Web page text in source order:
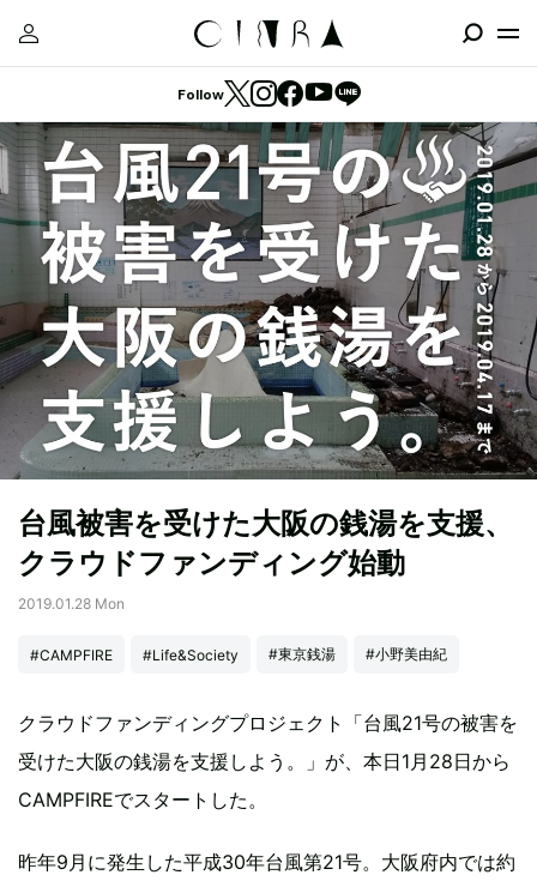
Follow
台風被害を受けた大阪の銭湯を支援、
クラウドファンディング始動
2019.01.28 Mon
#CAMPFIRE #Life&Society #東京銭湯 #小野美由紀
クラウドファンディングプロジェクト「台風21号の被害を
受けた大阪の銭湯を支援しよう。」が、本日1月28日から
CAMPFIREでスタートした。
昨年9月に発生した平成30年台風第21号。大阪府内では約